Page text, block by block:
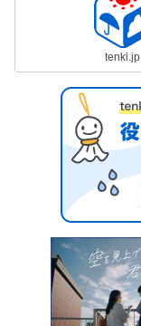
tenki.jp